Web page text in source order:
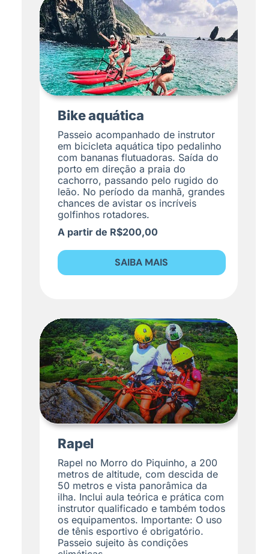
Bike aquática
Passeio acompanhado de instrutor
em bicicleta aquática tipo pedalinho
com bananas flutuadoras. Saída do
porto em direção a praia do
cachorro, passando pelo rugido do
leão. No período da manhã, grandes
chances de avistar os incríveis
golfinhos rotadores.
A partir de R$200,00
SAIBA MAIS
Rapel
Rapel no Morro do Piquinho, a 200
metros de altitude, com descida de
50 metros e vista panorâmica da
ilha. Inclui aula teórica e prática com
instrutor qualificado e também todos
os equipamentos. Importante: O uso
de tênis esportivo é obrigatório.
Passeio sujeito às condições